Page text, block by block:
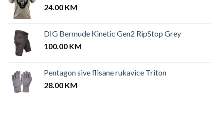
24.00 KM
DIG Bermude Kinetic Gen2 RipStop Grey
100.00 KM
Pentagon sive flisane rukavice Triton
28.00 KM